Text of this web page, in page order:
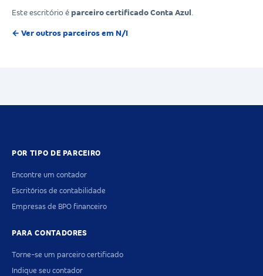
Este escritório é parceiro certificado Conta Azul
← Ver outros parceiros em N/I
POR TIPO DE PARCEIRO
Encontre um contador
Escritórios de contabilidade
Empresas de BPO financeiro
PARA CONTADORES
Torne-se um parceiro certificado
Indique seu contador